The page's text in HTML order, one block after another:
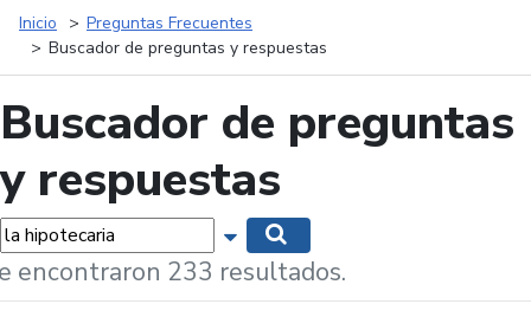
Inicio
Preguntas Frecuentes
Buscador de preguntas y respuestas
Buscador de preguntas
y respuestas
Mostrar opciones de búsqueda
encontraron 233 resultados.